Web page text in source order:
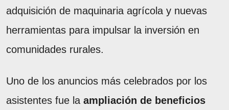
adquisición de maquinaria agrícola y nuevas
herramientas para impulsar la inversión en
comunidades rurales.
Uno de los anuncios más celebrados por los
asistentes fue la ampliación de beneficios